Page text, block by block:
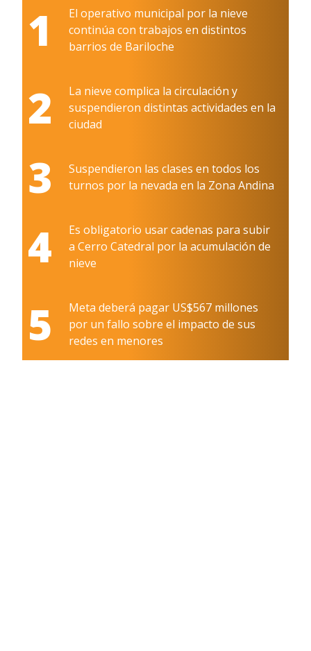
1
El operativo municipal por la nieve
continúa con trabajos en distintos
barrios de Bariloche
2
La nieve complica la circulación y
suspendieron distintas actividades en la
ciudad
3
Suspendieron las clases en todos los
turnos por la nevada en la Zona Andina
4
Es obligatorio usar cadenas para subir
a Cerro Catedral por la acumulación de
nieve
5
Meta deberá pagar US$567 millones
por un fallo sobre el impacto de sus
redes en menores